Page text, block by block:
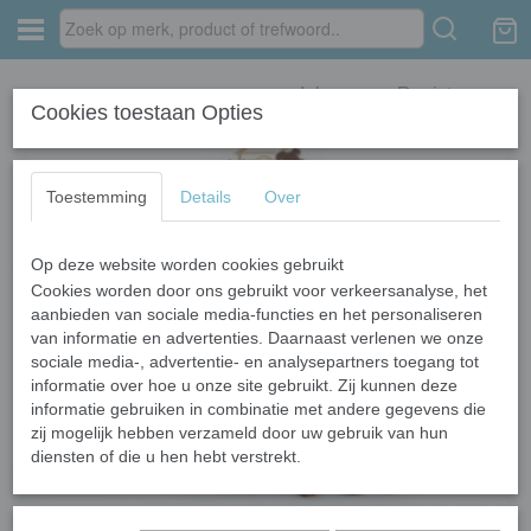
Inloggen Registreren
Home › Kattenvoer › Premium Kat Graanvrij Zalm - 10 kg
Cookies toestaan Opties
Toestemming Details Over
Op deze website worden cookies gebruikt
Cookies worden door ons gebruikt voor verkeersanalyse, het
aanbieden van sociale media-functies en het personaliseren
van informatie en advertenties. Daarnaast verlenen we onze
sociale media-, advertentie- en analysepartners toegang tot
informatie over hoe u onze site gebruikt. Zij kunnen deze
informatie gebruiken in combinatie met andere gegevens die
zij mogelijk hebben verzameld door uw gebruik van hun
diensten of die u hen hebt verstrekt.